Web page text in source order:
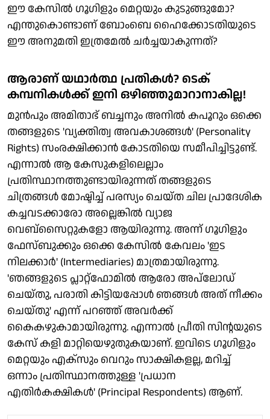
ഈ കേസില്‍ ഗൂഗിളും മെറ്റയും കുടുങ്ങുമോ?
എന്തുകൊണ്ടാണ് ബോംബെ ഹൈക്കോടതിയുടെ
ഈ അനുമതി ഇത്രമേല്‍ ചര്‍ച്ചയാകുന്നത്?
ആരാണ് യഥാര്‍ത്ഥ പ്രതികള്‍? ടെക്
കമ്പനികള്‍ക്ക് ഇനി ഒഴിഞ്ഞുമാറാനാകില്ല!
മുന്‍പും അമിതാഭ് ബച്ചനും അനില്‍ കപൂറും ഒക്കെ
തങ്ങളുടെ 'വ്യക്തിത്വ അവകാശങ്ങള്‍' (Personality
Rights) സംരക്ഷിക്കാന്‍ കോടതിയെ സമീപിച്ചിട്ടുണ്ട്.
എന്നാല്‍ ആ കേസുകളിലെല്ലാം
പ്രതിസ്ഥാനത്തുണ്ടായിരുന്നത് തങ്ങളുടെ
ചിത്രങ്ങള്‍ മോഷ്ടിച്ച് പരസ്യം ചെയ്ത ചില പ്രാദേശിക
കച്ചവടക്കാരോ അല്ലെങ്കില്‍ വ്യാജ
വെബ്സൈറ്റുകളോ ആയിരുന്നു. അന്ന് ഗൂഗിളും
ഫേസ്ബുക്കും ഒക്കെ കേസില്‍ കേവലം 'ഇട
നിലക്കാര്‍' (Intermediaries) മാത്രമായിരുന്നു.
'ഞങ്ങളുടെ പ്ലാറ്റ്ഫോമില്‍ ആരോ അപ്‌ലോഡ്
ചെയ്തു, പരാതി കിട്ടിയപ്പോള്‍ ഞങ്ങള്‍ അത് നീക്കം
ചെയ്തു' എന്ന് പറഞ്ഞ് അവര്‍ക്ക്
കൈകഴുകാമായിരുന്നു. എന്നാല്‍ പ്രീതി സിന്റയുടെ
കേസ് കളി മാറ്റിയെഴുതുകയാണ്. ഇവിടെ ഗൂഗിളും
മെറ്റയും എക്‌സും വെറും സാക്ഷികളല്ല, മറിച്ച്
ഒന്നാം പ്രതിസ്ഥാനത്തുള്ള 'പ്രധാന
എതിര്‍കക്ഷികള്‍' (Principal Respondents) ആണ്.